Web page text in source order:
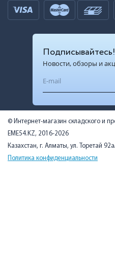
Новости, обзоры и
© Интернет-магазин складского и
EME54.KZ, 2016-2026
Казахстан, г. Алматы, ул. Торетай
Политика конфиденциальности